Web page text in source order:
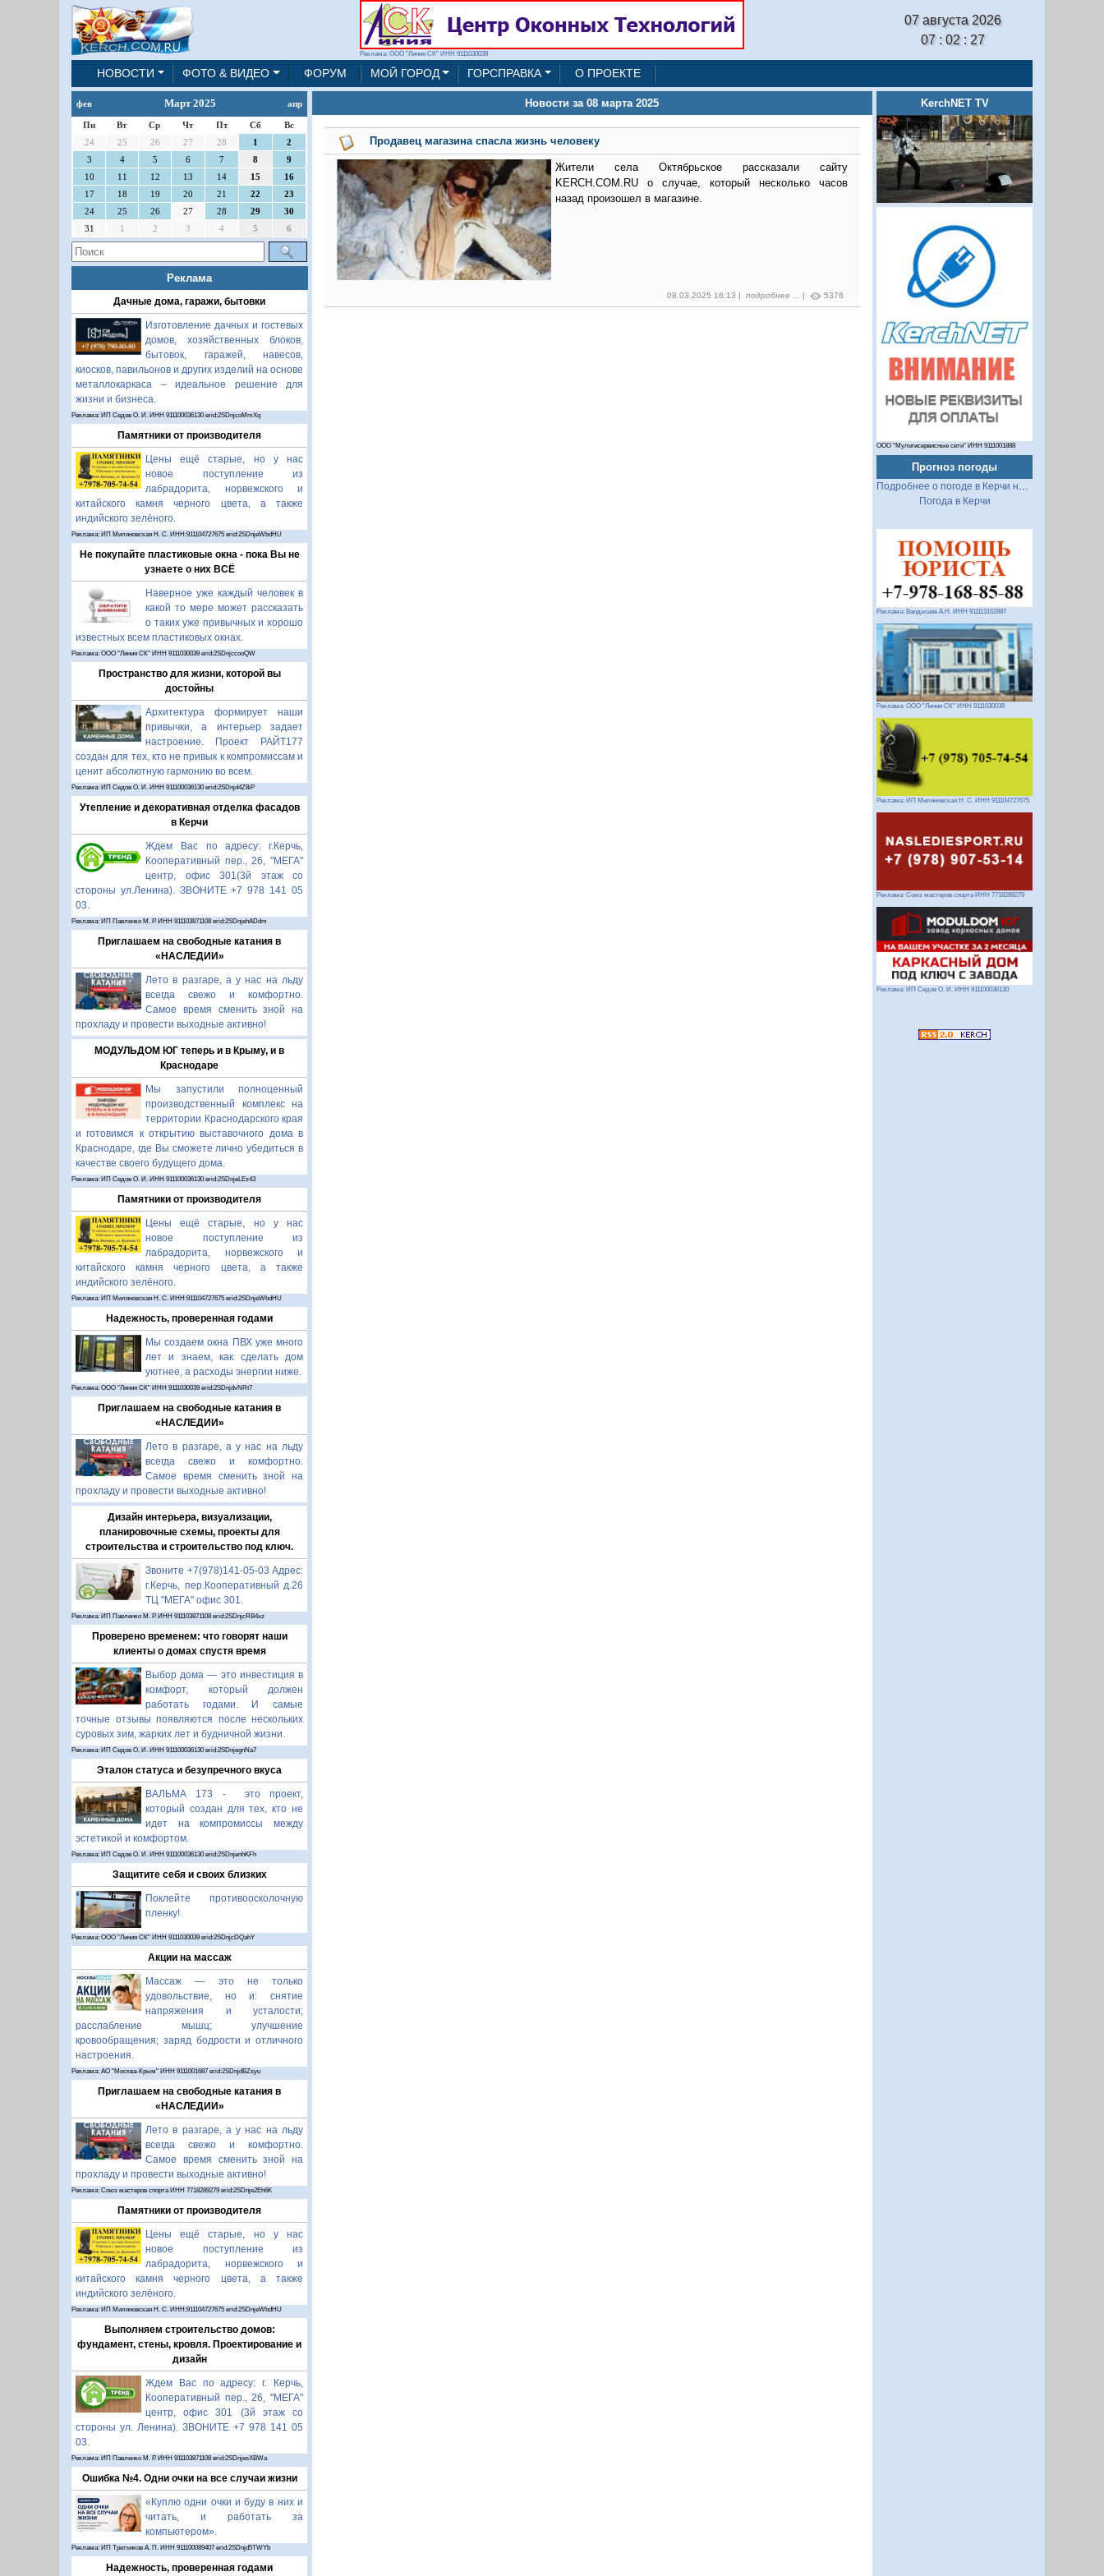
Реклама: ООО "Линия СК" ИНН 9111030039
07 августа 2026
07 : 02 : 28
НОВОСТИ ФОТО & ВИДЕО ФОРУМ МОЙ ГОРОД ГОРСПРАВКА О ПРОЕКТЕ
фев Март 2025 апр
Пн Вт Ср Чт Пт Сб
Вс
24
25 26 27 28 1
2
3
4 5 6 7 8
9
10
11 12 13 14 15
16
17
18 19 20 21 22
23
24
25 26 27 28 29
30
31
1 2 3 4 5 6
Реклама
Дачные дома, гаражи, бытовки
Изготовление дачных и гостевых
домов, хозяйственных блоков,
бытовок, гаражей, навесов,
киосков, павильонов и других изделий на основе
металлокаркаса – идеальное решение для
жизни и бизнеса.
Реклама: ИП Седов О. И. ИНН 911100036130 erid:2SDnjcoMmXq
Памятники от производителя
Цены ещё старые, но у нас
новое поступление из
лабрадорита, норвежского и
китайского камня черного цвета, а также
индийского зелёного.
Реклама: ИП Миляновская Н. С. ИНН:911104727675 erid:2SDnjeWbdHU
Не покупайте пластиковые окна - пока Вы не
узнаете о них ВСЁ
Наверное уже каждый человек в
какой то мере может рассказать
о таких уже привычных и хорошо
известных всем пластиковых окнах.
Реклама: ООО "Линия СК" ИНН 9111030039 erid:2SDnjccooQW
Пространство для жизни, которой вы
достойны
Архитектура формирует наши
привычки, а интерьер задает
настроение. Проект РАЙТ177
создан для тех, кто не привык к компромиссам и
ценит абсолютную гармонию во всем.
Реклама: ИП Седов О. И. ИНН 911100036130 erid:2SDnjd4Z8iP
Утепление и декоративная отделка фасадов
в Керчи
Ждем Вас по адресу: г.Керчь,
Кооперативный пер., 26, "МЕГА"
центр, офис 301(3й этаж со
стороны ул.Ленина). ЗВОНИТЕ +7 978 141 05
03.
Реклама: ИП Павленко М. Р. ИНН 911103871108 erid:2SDnjehADdm
Приглашаем на свободные катания в
«НАСЛЕДИИ»
Лето в разгаре, а у нас на льду
всегда свежо и комфортно.
Самое время сменить зной на
прохладу и провести выходные активно!
МОДУЛЬДОМ ЮГ теперь и в Крыму, и в
Краснодаре
Мы запустили полноценный
производственный комплекс на
территории Краснодарского края
и готовимся к открытию выставочного дома в
Краснодаре, где Вы сможете лично убедиться в
качестве своего будущего дома.
Реклама: ИП Седов О. И. ИНН 911100036130 erid:2SDnjeLEz43
Памятники от производителя
Цены ещё старые, но у нас
новое поступление из
лабрадорита, норвежского и
китайского камня черного цвета, а также
индийского зелёного.
Реклама: ИП Миляновская Н. С. ИНН:911104727675 erid:2SDnjeWbdHU
Надежность, проверенная годами
Мы создаем окна ПВХ уже много
лет и знаем, как сделать дом
уютнее, а расходы энергии ниже.
Реклама: ООО "Линия СК" ИНН 9111030039 erid:2SDnjdvNRt7
Приглашаем на свободные катания в
«НАСЛЕДИИ»
Лето в разгаре, а у нас на льду
всегда свежо и комфортно.
Самое время сменить зной на
прохладу и провести выходные активно!
Дизайн интерьера, визуализации,
планировочные схемы, проекты для
строительства и строительство под ключ.
Звоните +7(978)141-05-03 Адрес:
г.Керчь, пер.Кооперативный д.26
ТЦ "МЕГА" офис 301.
Реклама: ИП Павленко М. Р. ИНН 911103871108 erid:2SDnjcRB4xz
Проверено временем: что говорят наши
клиенты о домах спустя время
Выбор дома — это инвестиция в
комфорт, который должен
работать годами. И самые
точные отзывы появляются после нескольких
суровых зим, жарких лет и будничной жизни.
Реклама: ИП Седов О. И. ИНН 911100036130 erid:2SDnjegnNa7
Эталон статуса и безупречного вкуса
ВАЛЬМА 173 - это проект,
который создан для тех, кто не
идет на компромиссы между
эстетикой и комфортом.
Реклама: ИП Седов О. И. ИНН 911100036130 erid:2SDnjenhKFh
Защитите себя и своих близких
Поклейте противоосколочную
пленку!
Реклама: ООО "Линия СК" ИНН 9111030039 erid:2SDnjcDQahY
Акции на массаж
Массаж — это не только
удовольствие, но и: снятие
напряжения и усталости;
расслабление мышц; улучшение
кровообращения; заряд бодрости и отличного
настроения.
Реклама: АО "Москва-Крым" ИНН 9111001687 erid:2SDnjdBZsyu
Приглашаем на свободные катания в
«НАСЛЕДИИ»
Лето в разгаре, а у нас на льду
всегда свежо и комфортно.
Самое время сменить зной на
прохладу и провести выходные активно!
Реклама: Союз мастеров спорта ИНН 7718289279 erid:2SDnje2Eh6K
Памятники от производителя
Цены ещё старые, но у нас
новое поступление из
лабрадорита, норвежского и
китайского камня черного цвета, а также
индийского зелёного.
Реклама: ИП Миляновская Н. С. ИНН:911104727675 erid:2SDnjeWbdHU
Выполняем строительство домов:
фундамент, стены, кровля. Проектирование и
дизайн
Ждем Вас по адресу: г. Керчь,
Кооперативный пер., 26, "МЕГА"
центр, офис 301 (3й этаж со
стороны ул. Ленина). ЗВОНИТЕ +7 978 141 05
03.
Реклама: ИП Павленко М. Р. ИНН 911103871108 erid:2SDnjesXBWa
Ошибка №4. Одни очки на все случаи жизни
«Куплю одни очки и буду в них и
читать, и работать за
компьютером».
Реклама: ИП Третьяков А. П. ИНН 911100089407 erid:2SDnjd5TWYb
Надежность, проверенная годами
Новости за 08 марта 2025
Продавец магазина спасла жизнь человеку
Жители села Октябрьское рассказали сайту
KERCH.COM.RU о случае, который несколько часов
назад произошел в магазине.
08.03.2025 16:13 | подробнее ... | 5376
KerchNET TV
ООО "Мультисервисные сети" ИНН 9111001888
Прогноз погоды
Подробнее о погоде в Керчи на 2 недели
Погода в Керчи
Реклама: Вандышев А.Н. ИНН 911113162887
Реклама: ООО "Линия СК" ИНН 9111030039
Реклама: ИП Миляновская Н. С. ИНН 911104727675
Реклама: Союз мастеров спорта ИНН 7718289279
Реклама: ИП Седов О. И. ИНН 911100036130